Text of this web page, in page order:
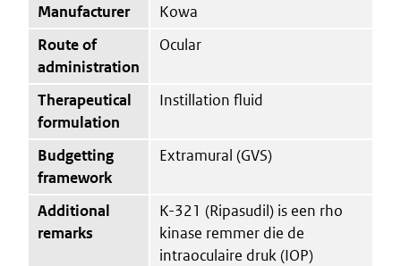
Manufacturer
Kowa
Route of
administration
Ocular
Therapeutical
formulation
Instillation fluid
Budgetting
framework
Extramural (GVS)
Additional
remarks
K-321 (Ripasudil) is een rho
kinase remmer die de
intraoculaire druk (IOP)